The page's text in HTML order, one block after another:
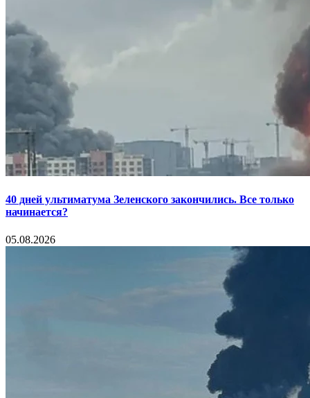
40 дней ультиматума Зеленского закончились. Все только
начинается?
05.08.2026